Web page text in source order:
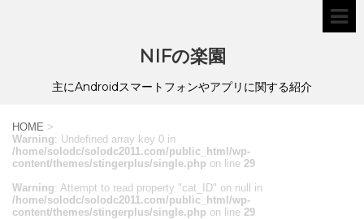
NIFの楽園
主にAndroidスマートフォンやアプリに関する紹介
HOME >
Warning: Undefined array key 0 in
/home/solodc/solodc2011.com/public_html/wp-
content/themes/stingerplus/single.php on line 29
Warning: Attempt to read property "cat_ID" on null in
/home/solodc/solodc2011.com/public_html/wp-
content/themes/stingerplus/single.php on line 29